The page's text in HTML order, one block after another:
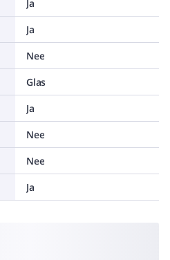
Ja
Ja
Nee
Glas
Ja
Nee
Nee
Ja